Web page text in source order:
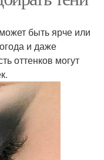
быть ярче или
и даже
оттенков могут